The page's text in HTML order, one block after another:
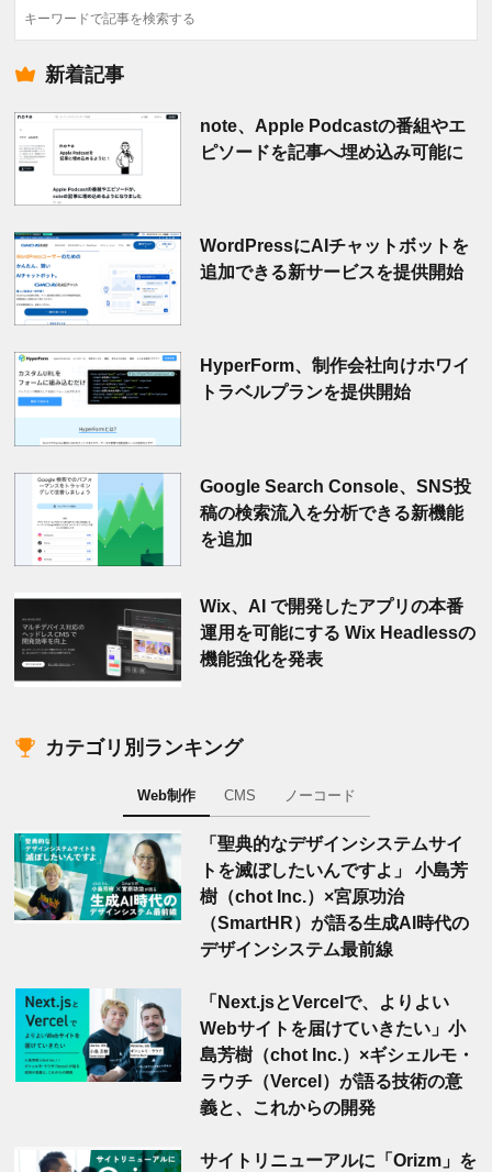
検
索
新着記事
note、Apple Podcastの番組やエ
ピソードを記事へ埋め込み可能に
WordPressにAIチャットボットを
追加できる新サービスを提供開始
HyperForm、制作会社向けホワイ
トラベルプランを提供開始
Google Search Console、SNS投
稿の検索流入を分析できる新機能
を追加
Wix、AI で開発したアプリの本番
運用を可能にする Wix Headlessの
機能強化を発表
カテゴリ別ランキング
Web制作 CMS ノーコード
「聖典的なデザインシステムサイ
トを滅ぼしたいんですよ」 小島芳
樹（chot Inc.）×宮原功治
（SmartHR）が語る生成AI時代の
デザインシステム最前線
「Next.jsとVercelで、よりよい
Webサイトを届けていきたい」小
島芳樹（chot Inc.）×ギシェルモ・
ラウチ（Vercel）が語る技術の意
義と、これからの開発
サイトリニューアルに「Orizm」を